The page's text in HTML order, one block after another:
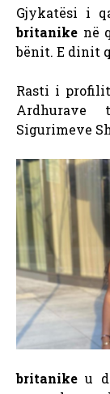
Gjykatësi i
britanike në
bënit. E dinit
Rasti i
Ardhurave
Sigurimeve
britanike u